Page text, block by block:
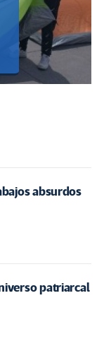
absurdos
patriarcal